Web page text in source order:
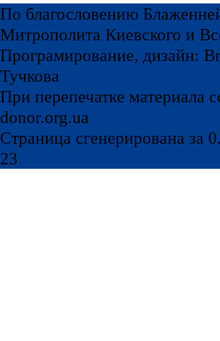
По благословению
Митрополита Киевского и
Програмирование, дизайн:
Тучкова
При перепечатке материала
donor.org.ua
Страница сгенерирована за
23